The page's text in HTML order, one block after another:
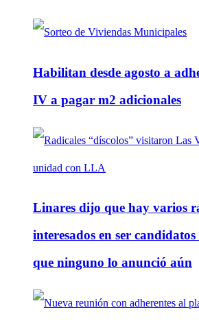
Habilitan desde agosto a
IV a pagar m2 adicionales
Linares dijo que hay varios
interesados en ser
que ninguno lo anunció aún